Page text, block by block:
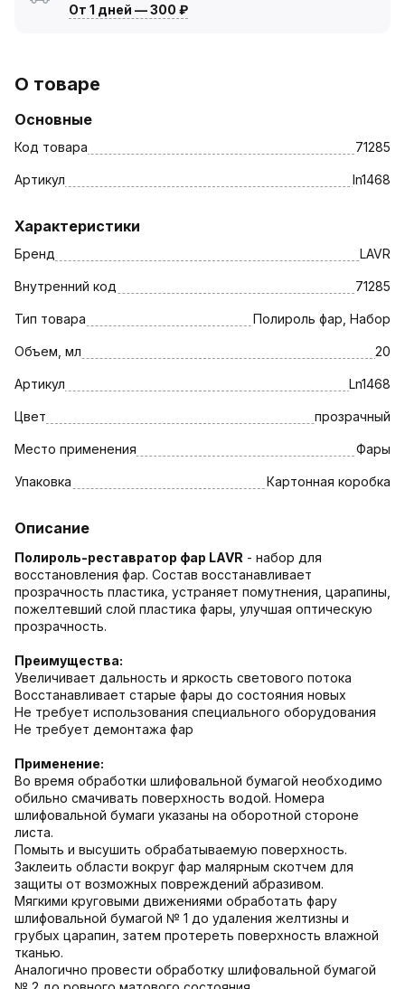
От 1 дней —300 ₽
О товаре
Основные
Код товара 71285
Артикул ln1468
Характеристики
Бренд LAVR
Внутренний код 71285
Тип товара Полироль фар, Набор
Объем, мл 20
Артикул Ln1468
Цвет прозрачный
Место применения Фары
Упаковка Картонная коробка
Описание
Полироль-реставратор фар LAVR - набор для
восстановления фар. Состав восстанавливает
прозрачность пластика, устраняет помутнения, царапины,
пожелтевший слой пластика фары, улучшая оптическую
прозрачность.
Преимущества:
Увеличивает дальность и яркость светового потока
Восстанавливает старые фары до состояния новых
Не требует использования специального оборудования
Не требует демонтажа фар
Применение:
Во время обработки шлифовальной бумагой необходимо
обильно смачивать поверхность водой. Номера
шлифовальной бумаги указаны на оборотной стороне
листа.
Помыть и высушить обрабатываемую поверхность.
Заклеить области вокруг фар малярным скотчем для
защиты от возможных повреждений абразивом.
Мягкими круговыми движениями обработать фару
шлифовальной бумагой № 1 до удаления желтизны и
грубых царапин, затем протереть поверхность влажной
тканью.
Аналогично провести обработку шлифовальной бумагой